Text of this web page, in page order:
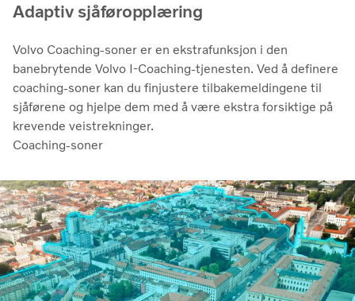
Adaptiv sjåføropplæring
Volvo Coaching-soner er en ekstrafunksjon i den
banebrytende Volvo I-Coaching-tjenesten. Ved å definere
coaching-soner kan du finjustere tilbakemeldingene til
sjåførene og hjelpe dem med å være ekstra forsiktige på
krevende veistrekninger.
Coaching-soner